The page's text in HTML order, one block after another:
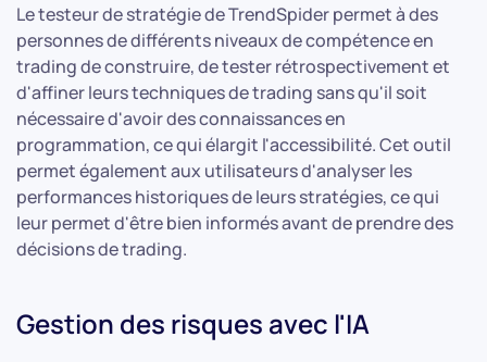
Le testeur de stratégie de TrendSpider permet à des
personnes de différents niveaux de compétence en
trading de construire, de tester rétrospectivement et
d'affiner leurs techniques de trading sans qu'il soit
nécessaire d'avoir des connaissances en
programmation, ce qui élargit l'accessibilité. Cet outil
permet également aux utilisateurs d'analyser les
performances historiques de leurs stratégies, ce qui
leur permet d'être bien informés avant de prendre des
décisions de trading.
Gestion des risques avec l'IA